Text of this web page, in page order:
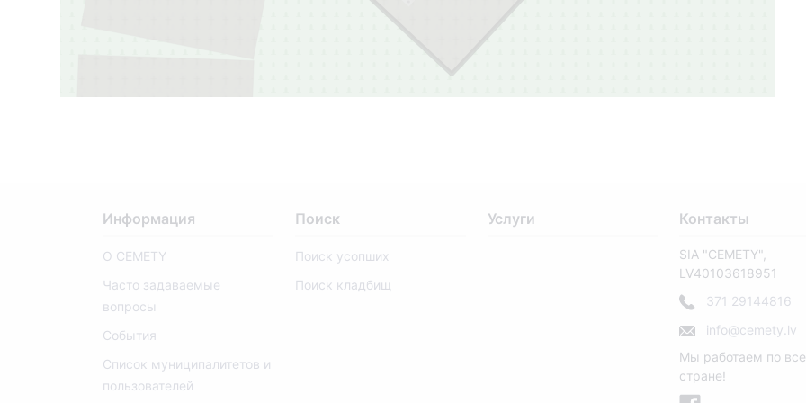
Информация
О CEMETY
Часто задаваемые
вопросы
События
Список муниципалитетов и
пользователей
Поиск
Поиск усопших
Поиск кладбищ
Услуги Контакты
SIA "CEMETY",
LV40103618951
371 29144816
info@cemety.lv
Мы работаем по
стране!